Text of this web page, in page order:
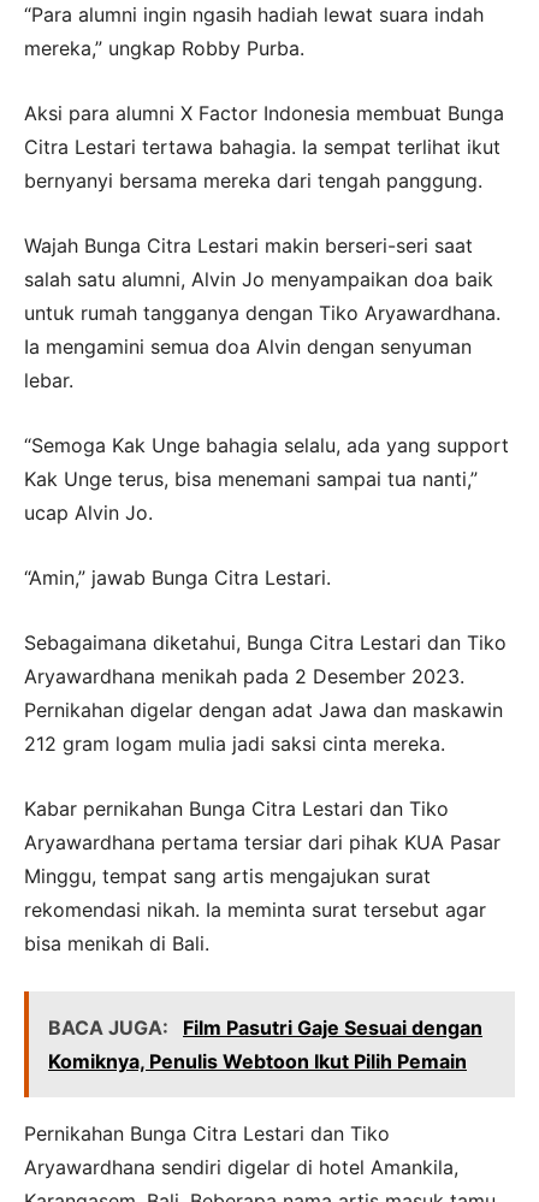
“Para alumni ingin ngasih hadiah lewat suara indah
mereka,” ungkap Robby Purba.
Aksi para alumni X Factor Indonesia membuat Bunga
Citra Lestari tertawa bahagia. Ia sempat terlihat ikut
bernyanyi bersama mereka dari tengah panggung.
Wajah Bunga Citra Lestari makin berseri-seri saat
salah satu alumni, Alvin Jo menyampaikan doa baik
untuk rumah tangganya dengan Tiko Aryawardhana.
Ia mengamini semua doa Alvin dengan senyuman
lebar.
“Semoga Kak Unge bahagia selalu, ada yang support
Kak Unge terus, bisa menemani sampai tua nanti,”
ucap Alvin Jo.
“Amin,” jawab Bunga Citra Lestari.
Sebagaimana diketahui, Bunga Citra Lestari dan Tiko
Aryawardhana menikah pada 2 Desember 2023.
Pernikahan digelar dengan adat Jawa dan maskawin
212 gram logam mulia jadi saksi cinta mereka.
Kabar pernikahan Bunga Citra Lestari dan Tiko
Aryawardhana pertama tersiar dari pihak KUA Pasar
Minggu, tempat sang artis mengajukan surat
rekomendasi nikah. Ia meminta surat tersebut agar
bisa menikah di Bali.
BACA JUGA:
Film Pasutri Gaje Sesuai dengan
Komiknya, Penulis Webtoon Ikut Pilih Pemain
Pernikahan Bunga Citra Lestari dan Tiko
Aryawardhana sendiri digelar di hotel Amankila,